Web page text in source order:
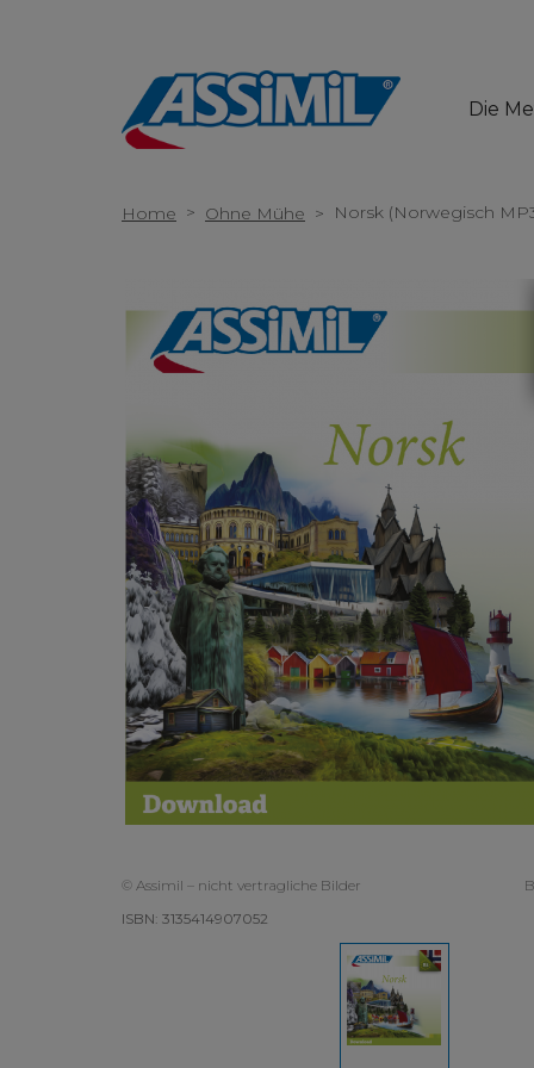
Die
Home > Ohne Mühe > Norsk (Norwegisch
© Assimil – nicht vertragliche Bilder
ISBN: 3135414907052